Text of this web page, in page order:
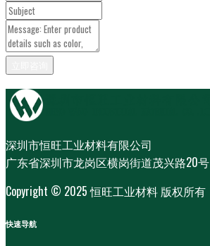
深圳市恒旺工业材料有限公司
广东省深圳市龙岗区横岗街道茂兴路20号
Copyright © 2025 恒旺工业材料 版权所有
快速导航